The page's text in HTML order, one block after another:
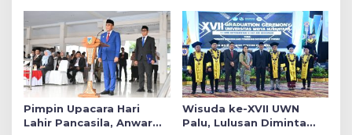
Pimpin Upacara Hari
Lahir Pancasila, Anwar
Wisuda ke-XVII UWN
Palu, Lulusan Diminta